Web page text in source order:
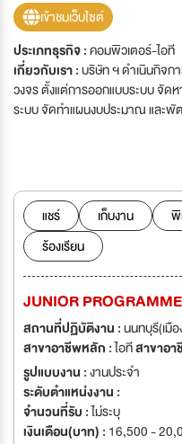
เข้าชมเว็บไซต์
ประเภทธุรกิจ :คอมพิวเตอร์-ไอที
เกี่ยวกับเรา :บริษัท ฯ ดำเนินกิจก
วงจร ตั้งแต่การออกแบบระบบ จัด
ระบบ จัดทำแผนงบประมาณ และพั
แชร์ เก็บงาน
ร้องเรียน
JUNIOR
สถานที่ปฏิบัติงาน :นนทบุรี(เมื
สาขาอาชีพหลัก :ไอทีสาขาอา
รูปแบบงาน :งานประจำ
ระดับตำแหน่งงาน :
จำนวนที่รับ :ไม่ระบุ
เงินเดือน(บาท) : 16,500 -